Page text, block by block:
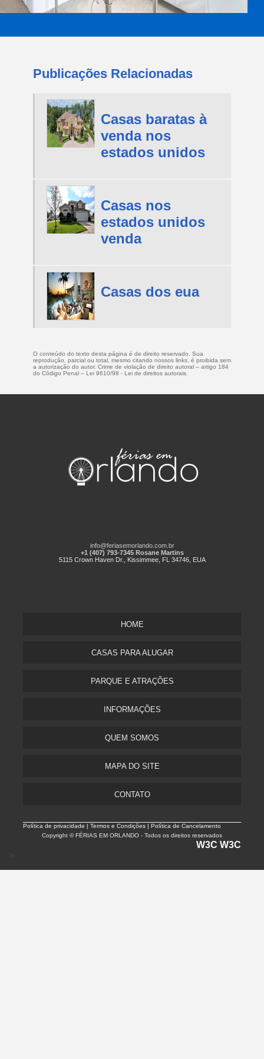
Publicações Relacionadas
Casas baratas à
venda nos
estados unidos
Casas nos
estados unidos
venda
Casas dos eua
O conteúdo do texto desta página é de direito reservado. Sua
reprodução, parcial ou total, mesmo citando nossos links, é proibida sem
a autorização do autor. Crime de violação de direito autoral – artigo 184
do Código Penal – Lei 9610/98 - Lei de direitos autorais
info@feriasemorlando.com.br
+1 (407) 793-7345 Rosane Martins
5115 Crown Haven Dr., Kissimmee, FL 34746, EUA
HOME
CASAS PARA ALUGAR
PARQUE E ATRAÇÕES
INFORMAÇÕES
QUEM SOMOS
MAPA DO SITE
CONTATO
Política de privacidade |Termos e Condições | Política de Cancelamento
Copyright © FÉRIAS EM ORLANDO - Todos os direitos reservados
W3C W3C